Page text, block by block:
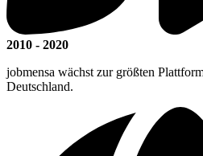
2010 - 2020
jobmensa wächst zur größten
Deutschland.